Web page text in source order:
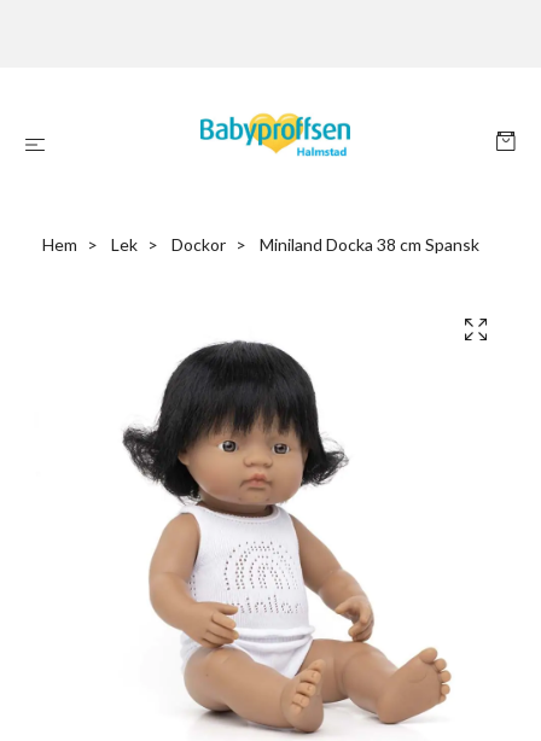
Hem Lek Dockor Miniland Docka 38 cm Spansk